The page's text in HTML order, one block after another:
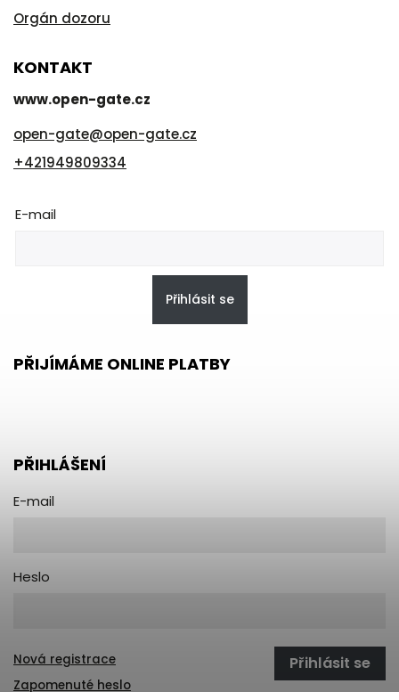
Orgán dozoru
KONTAKT
www.open-gate.cz
open-gate@open-gate.cz
+421949809334
E-mail
Přihlásit se
PŘIJÍMÁME ONLINE PLATBY
PŘIHLÁŠENÍ
E-mail
Heslo
Přihlásit se
Nová registrace
Zapomenuté heslo